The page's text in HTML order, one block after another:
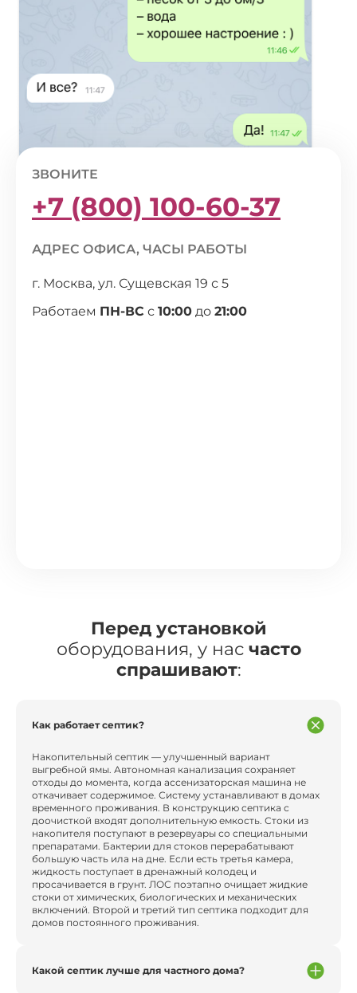
ЗВОНИТЕ
+7 (800) 100-60-37
АДРЕС ОФИСА, ЧАСЫ РАБОТЫ
г. Москва, ул. Сущевская 19 с 5
Работаем ПН-ВС с 10:00 до 21:00
Перед установкой
оборудования, у нас часто
спрашивают:
Как работает септик?
Накопительный септик — улучшенный вариант
выгребной ямы. Автономная канализация сохраняет
отходы до момента, когда ассенизаторская машина не
откачивает содержимое. Систему устанавливают в домах
временного проживания. В конструкцию септика с
доочисткой входят дополнительную емкость. Стоки из
накопителя поступают в резервуары со специальными
препаратами. Бактерии для стоков перерабатывают
большую часть ила на дне. Если есть третья камера,
жидкость поступает в дренажный колодец и
просачивается в грунт. ЛОС поэтапно очищает жидкие
стоки от химических, биологических и механических
включений. Второй и третий тип септика подходит для
домов постоянного проживания.
Какой септик лучше для частного дома?